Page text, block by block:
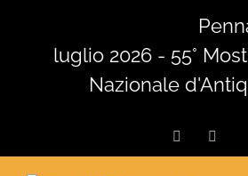
contenutoluglio 2026 - 55°
Nazionale
Facebook